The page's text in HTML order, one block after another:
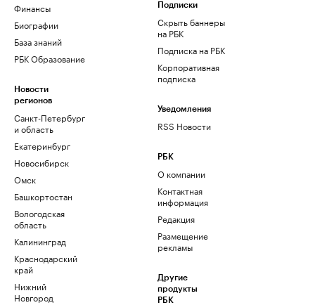
Финансы
Биографии
База знаний
РБК Образование
Новости
регионов
Санкт-Петербург
и область
Екатеринбург
Новосибирск
Омск
Башкортостан
Вологодская
область
Калининград
Краснодарский
край
Нижний
Новгород
Подписки
Скрыть баннеры
на РБК
Подписка на РБК
Корпоративная
подписка
Уведомления
RSS Новости
РБК
О компании
Контактная
информация
Редакция
Размещение
рекламы
Другие
продукты
РБК